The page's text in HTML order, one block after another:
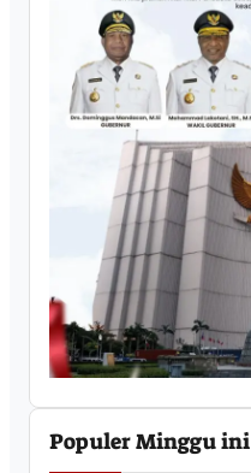
Populer Minggu ini